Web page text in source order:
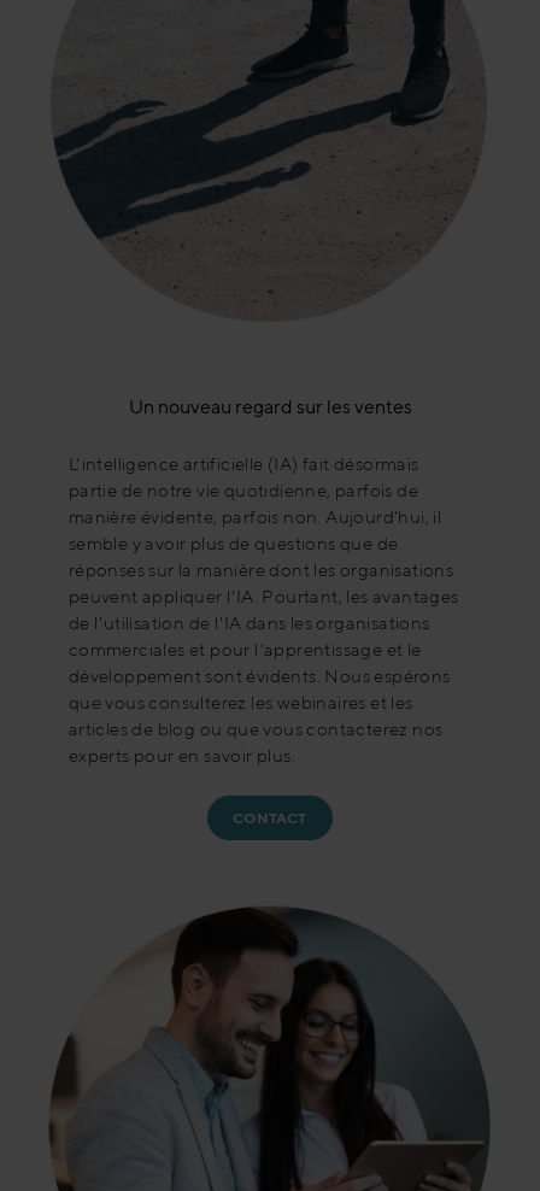
Un nouveau regard sur les ventes
L'intelligence artificielle (IA) fait désormais
partie de notre vie quotidienne, parfois de
manière évidente, parfois non. Aujourd'hui, il
semble y avoir plus de questions que de
réponses sur la manière dont les organisations
peuvent appliquer l'IA. Pourtant, les avantages
de l'utilisation de l'IA dans les organisations
commerciales et pour l'apprentissage et le
développement sont évidents. Nous espérons
que vous consulterez les webinaires et les
articles de blog ou que vous contacterez nos
experts pour en savoir plus.
CONTACT